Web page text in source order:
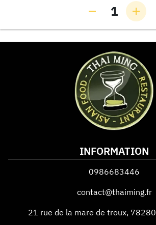
1
INFORMATION
0986683446
contact@thaiming.fr
21 rue de la mare de troux, 78280